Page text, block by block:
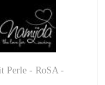
Perle - RoSA -